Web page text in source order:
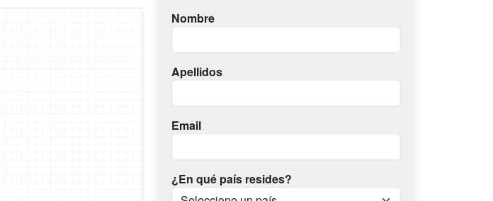
Nombre
Apellidos
Email
¿En qué país resides?